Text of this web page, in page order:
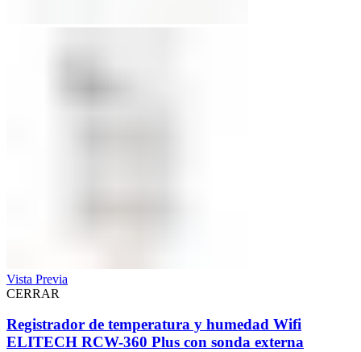
Vista Previa
CERRAR
Registrador de temperatura y humedad Wifi
ELITECH RCW-360 Plus con sonda externa